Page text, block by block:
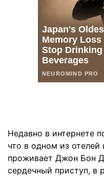
Недавно в интернете
что в одном из
проживает Джон Бон
сердечный приступ, в